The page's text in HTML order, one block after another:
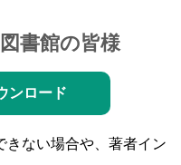
書館の皆様
ンロード
きない場合や、著者イン